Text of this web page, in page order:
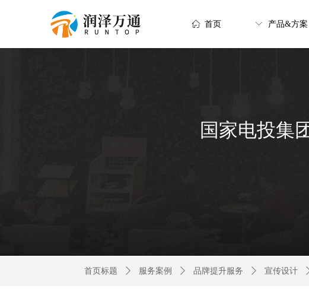
ꀇ 首页 ꀅ 产品&方案
首页标题 ꄲ 服务案例 ꄲ 品牌提升服务 ꄲ 宣传设计
国家电投集